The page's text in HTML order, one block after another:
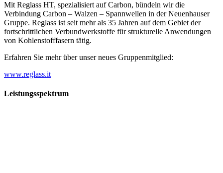
Mit Reglass HT, spezialisiert auf Carbon, bündeln wir die
Verbindung Carbon – Walzen – Spannwellen in der Neuenhauser
Gruppe. Reglass ist seit mehr als 35 Jahren auf dem Gebiet der
fortschrittlichen Verbundwerkstoffe für strukturelle Anwendungen
von Kohlenstofffasern tätig.
Erfahren Sie mehr über unser neues Gruppenmitglied:
www.reglass.it
Leistungsspektrum